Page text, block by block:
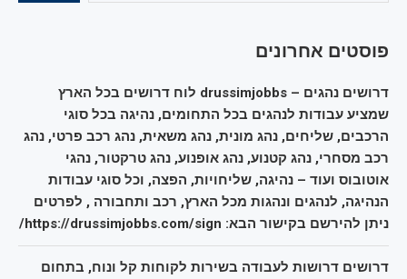
פוסטים אחרונים
דרושים נהגים – drussimjobbs לוח דרושים בכל הארץ
שמציע עבודות לנהגים בכל התחומים, נהיגה בכל סוגי
הרכבים, שליחים, נהג מונית, נהג משאית, נהג רכב פרטי, נהג
רכב מסחרי, נהג קטנוע, נהג אופנוע, נהג טרקטור, נהגי
אוטובוס ועוד – נהיגה, שליחויות, הפצה, וכל סוגי עבודות
הנהיגה, לנהגים ונהגות מכל הארץ, רכב ותחבורה , לפרטים
ניתן להירשם בקישור הבא: https://drussimjobbs.com/sign/
דרושים דרושות לעבודה בשירות לקוחות קל ונוח, בתחום